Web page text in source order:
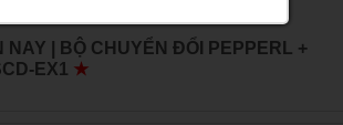
NAY | BỘ CHUYỂN ĐỔI PEPPERL +
EX1 ★